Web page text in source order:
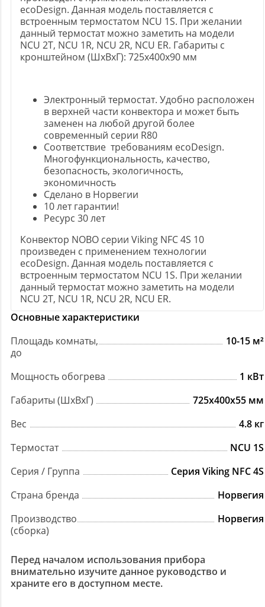
ecoDesign. Данная модель поставляется с
встроенным термостатом NCU 1S. При желании
данный термостат можно заметить на модели
NCU 2T, NCU 1R, NCU 2R, NCU ER. Габариты с
кронштейном (ШxВxГ): 725x400x90 мм
Электронный термостат. Удобно расположен
в верхней части конвектора и может быть
заменен на любой другой более
современный серии R80
Соответствие требованиям ecoDesign.
Многофункциональность, качество,
безопасность, экологичность,
экономичность
Сделано в Норвегии
10 лет гарантии!
Ресурс 30 лет
Конвектор NOBO серии Viking NFC 4S 10
произведен с применением технологии
ecoDesign. Данная модель поставляется с
встроенным термостатом NCU 1S. При желании
данный термостат можно заметить на модели
NCU 2T, NCU 1R, NCU 2R, NCU ER.
Основные характеристики
Площадь комнаты,
до
10-15 м²
Мощность обогрева
1 кВт
Габариты (ШxВxГ)
725x400x55 мм
Вес
4.8 кг
Термостат
NCU 1S
Серия / Группа
Серия Viking NFC 4S
Страна бренда
Норвегия
Производство
(сборка)
Норвегия
Перед началом использования прибора
внимательно изучите данное руководство и
храните его в доступном месте.